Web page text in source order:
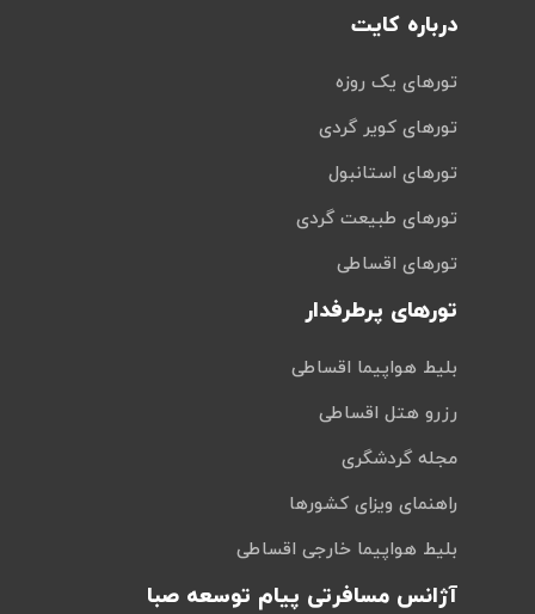
درباره کایت
تورهای یک روزه
تورهای کویر گردی
تورهای استانبول
تورهای طبیعت گردی
تورهای اقساطی
تورهای پرطرفدار
بلیط هواپیما اقساطی
رزرو هتل اقساطی
مجله گردشگری
راهنمای ویزای کشورها
بلیط هواپیما خارجی اقساطی
آژانس مسافرتی پیام توسعه صبا